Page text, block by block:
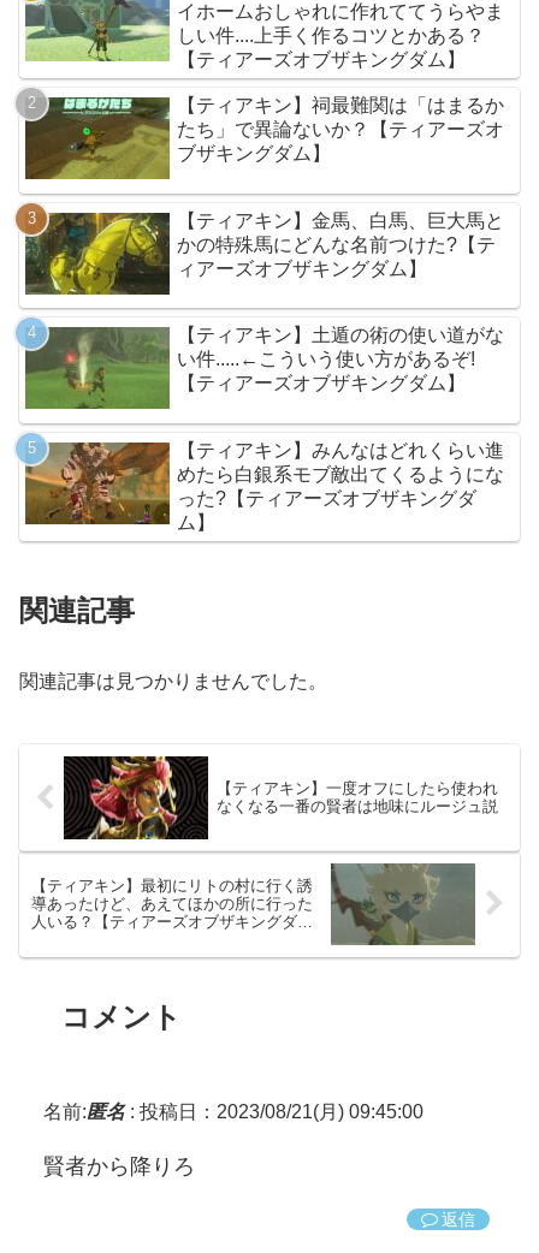
イホームおしゃれに作れててうらやま
しい件....上手く作るコツとかある？
【ティアーズオブザキングダム】
【ティアキン】祠最難関は「はまるか
たち」で異論ないか？【ティアーズオ
ブザキングダム】
【ティアキン】金馬、白馬、巨大馬と
かの特殊馬にどんな名前つけた?【テ
ィアーズオブザキングダム】
【ティアキン】土遁の術の使い道がな
い件.....←こういう使い方があるぞ!
【ティアーズオブザキングダム】
【ティアキン】みんなはどれくらい進
めたら白銀系モブ敵出てくるようにな
った?【ティアーズオブザキングダ
ム】
関連記事
関連記事は見つかりませんでした。
【ティアキン】一度オフにしたら使われ
なくなる一番の賢者は地味にルージュ説
【ティアキン】最初にリトの村に行く誘
導あったけど、あえてほかの所に行った
人いる？【ティアーズオブザキングダ
コメント
名前:匿名: 投稿日：2023/08/21(月) 09:45:00
賢者から降りろ
返信